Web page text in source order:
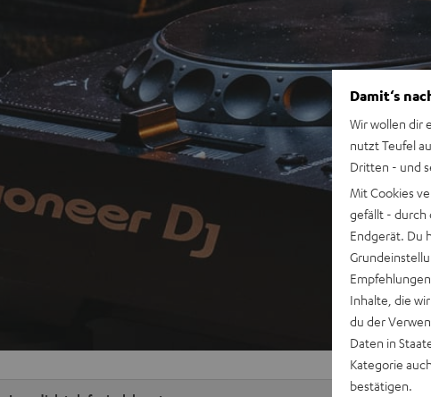
Damit‘s
Wir wollen dir
nutzt Teufel
Dritten - und
Mit Cookies
gefällt - durch
Endgerät. Du
Inhalte, die
du der
Daten in
Kategorie
bestätigen.